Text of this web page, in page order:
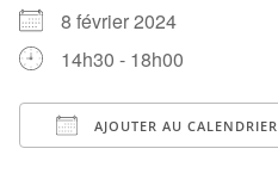
8 février 2024
14h30 - 18h00
AJOUTER AU CALENDRIER